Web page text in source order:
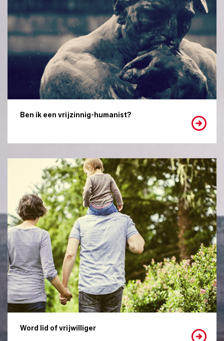
Ben ik een vrijzinnig-humanist?
Word lid of vrijwilliger